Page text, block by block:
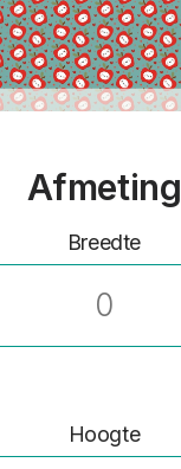
Afmeting
Breedte
Hoogte